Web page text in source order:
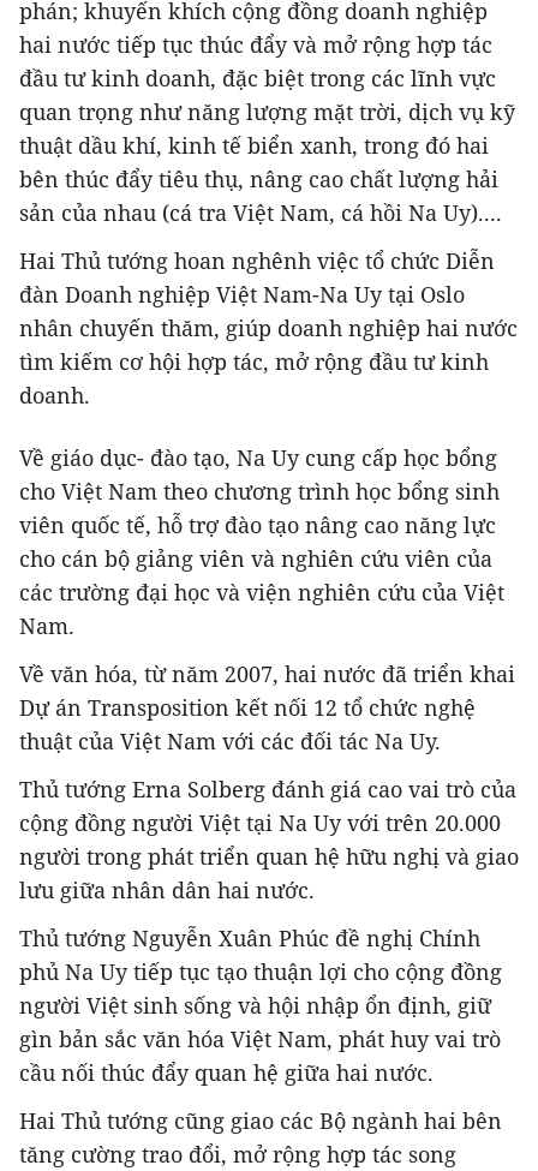
phán; khuyến khích cộng đồng doanh nghiệp
hai nước tiếp tục thúc đẩy và mở rộng hợp tác
đầu tư kinh doanh, đặc biệt trong các lĩnh vực
quan trọng như năng lượng mặt trời, dịch vụ kỹ
thuật dầu khí, kinh tế biển xanh, trong đó hai
bên thúc đẩy tiêu thụ, nâng cao chất lượng hải
sản của nhau (cá tra Việt Nam, cá hồi Na Uy)....
Hai Thủ tướng hoan nghênh việc tổ chức Diễn
đàn Doanh nghiệp Việt Nam-Na Uy tại Oslo
nhân chuyến thăm, giúp doanh nghiệp hai nước
tìm kiếm cơ hội hợp tác, mở rộng đầu tư kinh
doanh.
Về giáo dục- đào tạo, Na Uy cung cấp học bổng
cho Việt Nam theo chương trình học bổng sinh
viên quốc tế, hỗ trợ đào tạo nâng cao năng lực
cho cán bộ giảng viên và nghiên cứu viên của
các trường đại học và viện nghiên cứu của Việt
Nam.
Về văn hóa, từ năm 2007, hai nước đã triển khai
Dự án Transposition kết nối 12 tổ chức nghệ
thuật của Việt Nam với các đối tác Na Uy.
Thủ tướng Erna Solberg đánh giá cao vai trò của
cộng đồng người Việt tại Na Uy với trên 20.000
người trong phát triển quan hệ hữu nghị và giao
lưu giữa nhân dân hai nước.
Thủ tướng Nguyễn Xuân Phúc đề nghị Chính
phủ Na Uy tiếp tục tạo thuận lợi cho cộng đồng
người Việt sinh sống và hội nhập ổn định, giữ
gìn bản sắc văn hóa Việt Nam, phát huy vai trò
cầu nối thúc đẩy quan hệ giữa hai nước.
Hai Thủ tướng cũng giao các Bộ ngành hai bên
tăng cường trao đổi, mở rộng hợp tác song